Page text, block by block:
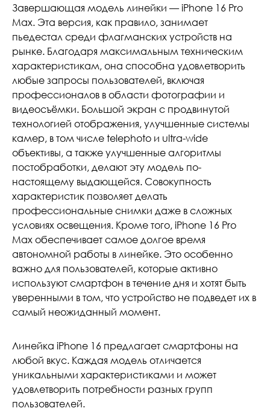
Завершающая модель линейки — iPhone 16 Pro
Max. Эта версия, как правило, занимает
пьедестал среди флагманских устройств на
рынке. Благодаря максимальным техническим
характеристикам, она способна удовлетворить
любые запросы пользователей, включая
профессионалов в области фотографии и
видеосъёмки. Большой экран с продвинутой
технологией отображения, улучшенные системы
камер, в том числе telephoto и ultra-wide
объективы, а также улучшенные алгоритмы
постобработки, делают эту модель по-
настоящему выдающейся. Совокупность
характеристик позволяет делать
профессиональные снимки даже в сложных
условиях освещения. Кроме того, iPhone 16 Pro
Max обеспечивает самое долгое время
автономной работы в линейке. Это особенно
важно для пользователей, которые активно
используют смартфон в течение дня и хотят быть
уверенными в том, что устройство не подведет их в
самый неожиданный момент.
Линейка iPhone 16 предлагает смартфоны на
любой вкус. Каждая модель отличается
уникальными характеристиками и может
удовлетворить потребности разных групп
пользователей.